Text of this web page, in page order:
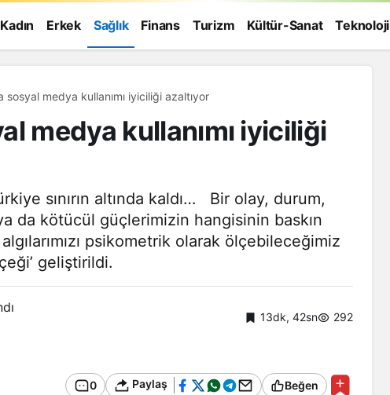
Kadın Erkek Sağlık Finans Turizm Kültür-Sanat Teknoloji
medya kullanımı iyiciliği azaltıyor
medya kullanımı iyiciliği
sınırın altında kaldı… Bir olay, durum,
da kötücül güçlerimizin hangisinin baskın
psikometrik olarak ölçebileceğimiz
geliştirildi.
13dk, 42sn 292
0 Paylaş Beğen
Zaman Bağlanır?